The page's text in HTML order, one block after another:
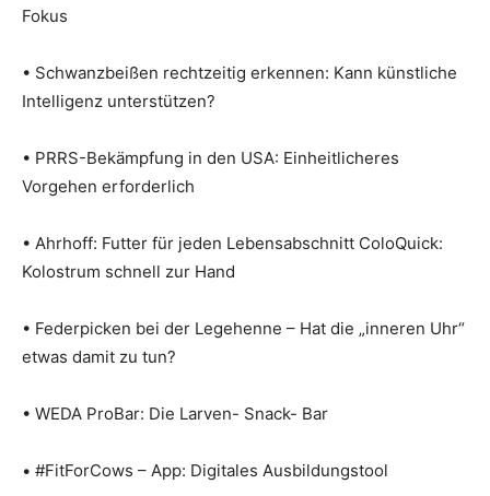
Fokus
• Schwanzbeißen rechtzeitig erkennen: Kann künstliche
Intelligenz unterstützen?
• PRRS-Bekämpfung in den USA: Einheitlicheres
Vorgehen erforderlich
• Ahrhoff: Futter für jeden Lebensabschnitt ColoQuick:
Kolostrum schnell zur Hand
• Federpicken bei der Legehenne – Hat die „inneren Uhr“
etwas damit zu tun?
• WEDA ProBar: Die Larven- Snack- Bar
• #FitForCows – App: Digitales Ausbildungstool